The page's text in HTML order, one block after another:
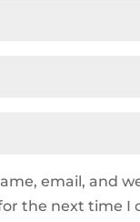
email, and
the next time I